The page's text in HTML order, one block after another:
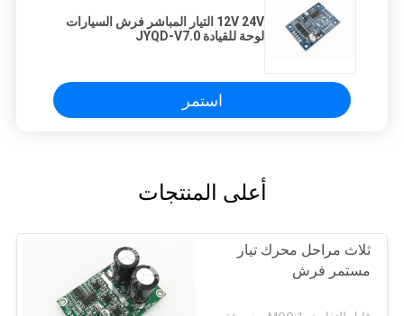
12V 24V التيار المباشر فرش السيارات
لوحة للقيادة JYQD-V7.0
استمر
أعلى المنتجات
ثلاث مراحل محرك تيار
مستمر فرش